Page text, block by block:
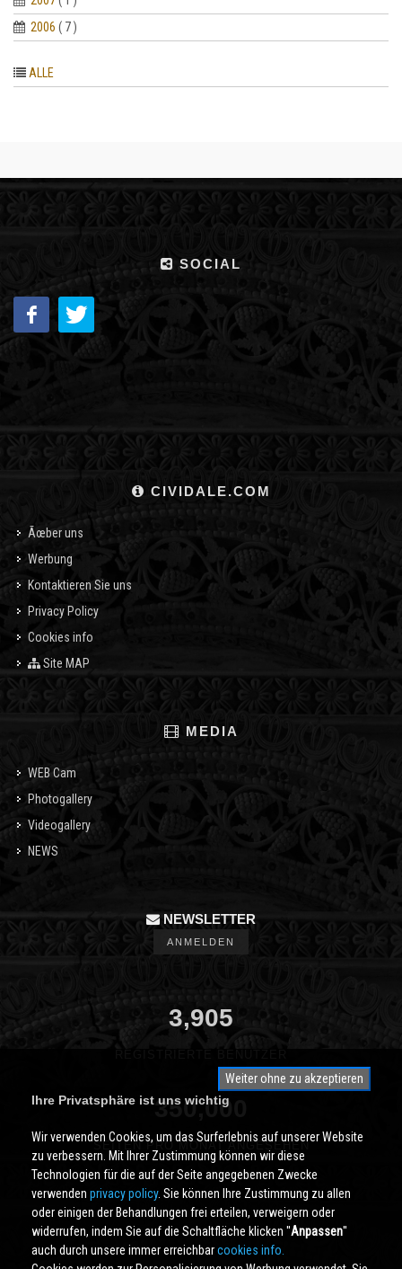
2006 ( 7 )
ALLE
SOCIAL
CIVIDALE.COM
Ãœber uns
Werbung
Kontaktieren Sie uns
Privacy Policy
Cookies info
Site MAP
MEDIA
WEB Cam
Photogallery
Videogallery
NEWS
NEWSLETTER
ANMELDEN
3,905
350,000
SEITEN PRO MONAT ANGESEHEN
Weiter ohne zu akzeptieren
Ihre Privatsphäre ist uns wichtig
Wir verwenden Cookies, um das Surferlebnis auf unserer Website
zu verbessern. Mit Ihrer Zustimmung können wir diese
Technologien für die auf der Seite angegebenen Zwecke
verwenden privacy policy. Sie können Ihre Zustimmung zu allen
oder einigen der Behandlungen frei erteilen, verweigern oder
widerrufen, indem Sie auf die Schaltfläche klicken ''Anpassen''
auch durch unsere immer erreichbarcookies info.